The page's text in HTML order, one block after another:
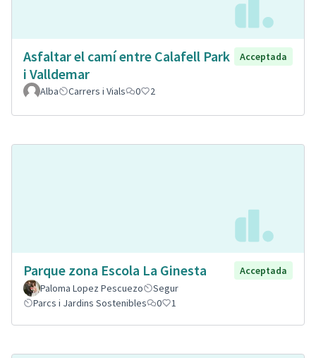
Asfaltar el camí entre Calafell Park
i Valldemar
Acceptada
Alba Carrers i Vials 0 2
Parque zona Escola La Ginesta
Acceptada
Paloma Lopez Pescuezo
Segur
Parcs i Jardins Sostenibles
0 1